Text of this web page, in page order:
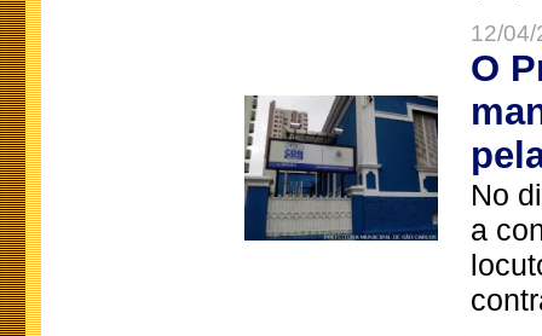
12/
O
No
a